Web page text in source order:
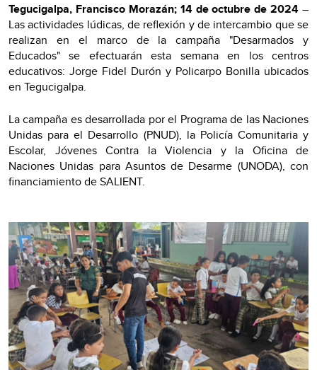
Tegucigalpa, Francisco Morazán; 14 de octubre de 2024 –
Las actividades lúdicas, de reflexión y de intercambio que se
realizan en el marco de la campaña "Desarmados y
Educados" se efectuarán esta semana en los centros
educativos: Jorge Fidel Durón y Policarpo Bonilla ubicados
en Tegucigalpa.
La campaña es desarrollada por el Programa de las Naciones
Unidas para el Desarrollo (PNUD), la Policía Comunitaria y
Escolar, Jóvenes Contra la Violencia y la Oficina de
Naciones Unidas para Asuntos de Desarme (UNODA), con
financiamiento de SALIENT.